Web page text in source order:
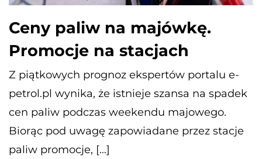
Ceny paliw na majówkę.
Promocje na stacjach
Z piątkowych prognoz ekspertów portalu e-
petrol.pl wynika, że istnieje szansa na spadek
cen paliw podczas weekendu majowego.
Biorąc pod uwagę zapowiadane przez stacje
paliw promocje, […]